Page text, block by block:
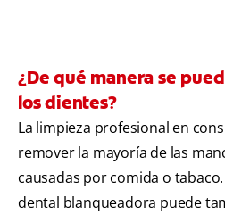
¿De qué manera se
los dientes?
La limpieza profesional en
remover la mayoría de las
causadas por comida o
dental blanqueadora puede